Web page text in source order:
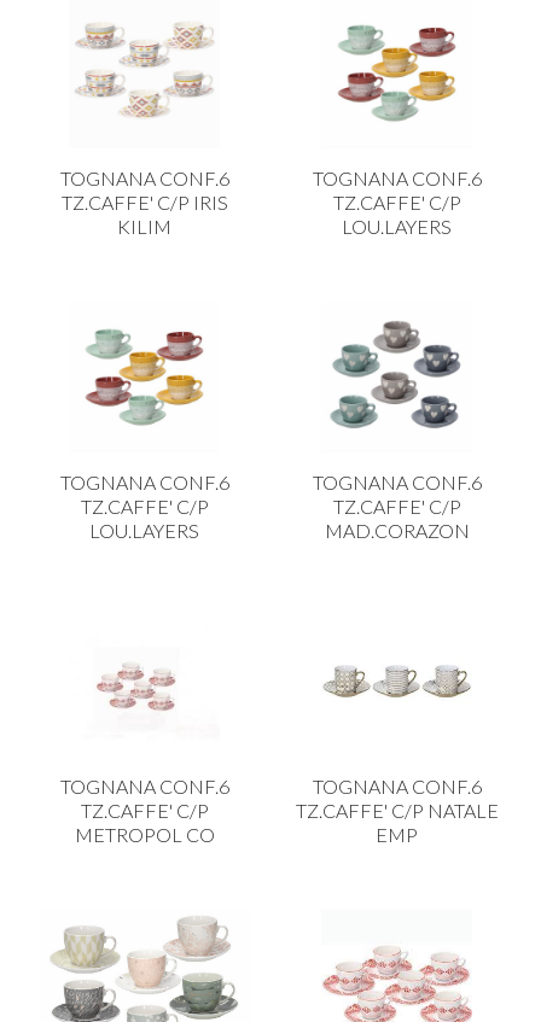
TOGNANA CONF.6
TZ.CAFFE' C/P IRIS
KILIM
TOGNANA CONF.6
TZ.CAFFE' C/P
LOU.LAYERS
TOGNANA CONF.6
TZ.CAFFE' C/P
LOU.LAYERS
TOGNANA CONF.6
TZ.CAFFE' C/P
MAD.CORAZON
TOGNANA CONF.6
TZ.CAFFE' C/P
METROPOL CO
TOGNANA CONF.6
TZ.CAFFE' C/P NATALE
EMP